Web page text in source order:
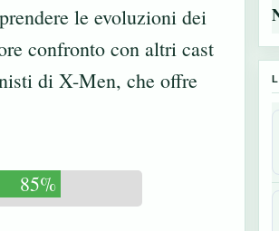
le evoluzioni dei
confronto con altri cast
di X-Men, che offre
85%